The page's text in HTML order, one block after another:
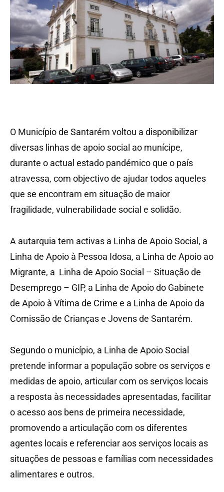
O Município de Santarém voltou a disponibilizar
diversas linhas de apoio social ao munícipe,
durante o actual estado pandémico que o país
atravessa, com objectivo de ajudar todos aqueles
que se encontram em situação de maior
fragilidade, vulnerabilidade social e solidão.
A autarquia tem activas a Linha de Apoio Social, a
Linha de Apoio à Pessoa Idosa, a Linha de Apoio ao
Migrante, a Linha de Apoio Social – Situação de
Desemprego – GIP, a Linha de Apoio do Gabinete
de Apoio à Vítima de Crime e a Linha de Apoio da
Comissão de Crianças e Jovens de Santarém.
Segundo o município, a Linha de Apoio Social
pretende informar a população sobre os serviços e
medidas de apoio, articular com os serviços locais
a resposta às necessidades apresentadas, facilitar
o acesso aos bens de primeira necessidade,
promovendo a articulação com os diferentes
agentes locais e referenciar aos serviços locais as
situações de pessoas e famílias com necessidades
alimentares e outros.